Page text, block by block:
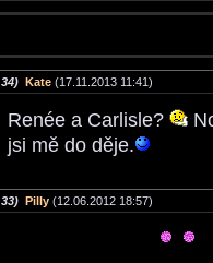
34) Kate (17.11.2013 11:41)
Renée a Carlisle?
jsi mě do děje.
33) Pilly (12.06.2012 18:57)